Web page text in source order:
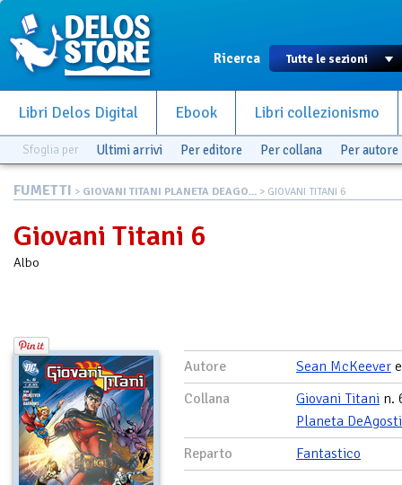
Ricerca
Libri Delos Digital Ebook Libri collezionismo
Sfoglia per Ultimi arrivi Per editore Per collana Per autore
FUMETTI > GIOVANI TITANI PLANETA DEAGO... > GIOVANI TITANI 6
Giovani Titani 6
Albo
Autore Sean McKeever
Collana
Giovani Titani n.
Planeta
Reparto
Fantastico